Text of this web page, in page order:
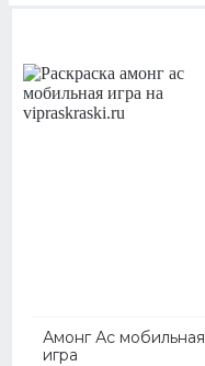
Амонг Ас мобильная
игра